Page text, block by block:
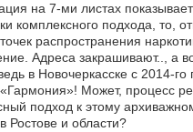
на 7-ми листах показывает
комплексного подхода, то,
распространения
Адреса закрашивают.., а
в Новочеркасске с 2014-
Может, процесс
подход к этому
Ростове и области?